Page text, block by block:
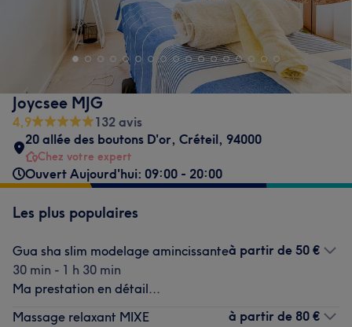
Joycsee MJG
4,9
132 avis
20 allée des boutons D'or, Créteil, 94000
Chez votre expert
Ouvert Aujourd'hui: 09:00 - 20:00
Les plus populaires
Gua sha slim modelage amincissante
30 min - 1 h 30 min
Ma prestation en détail...
à partir de 50 €
Massage relaxant MIXE
à partir de 80 €